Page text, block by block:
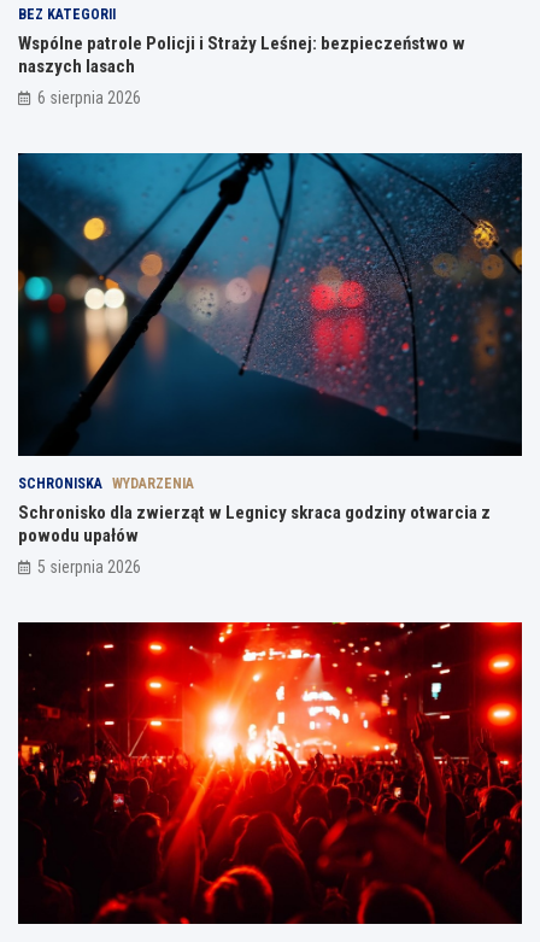
BEZ KATEGORII
Wspólne patrole Policji i Straży Leśnej: bezpieczeństwo w
naszych lasach
6 sierpnia 2026
SCHRONISKA WYDARZENIA
Schronisko dla zwierząt w Legnicy skraca godziny otwarcia z
powodu upałów
5 sierpnia 2026